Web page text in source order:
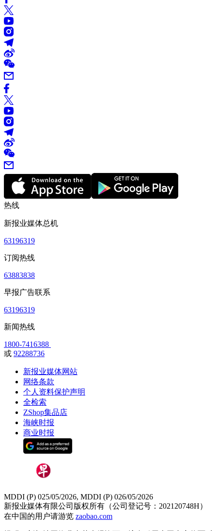
热线
新报业媒体总机
63196319
订阅热线
63883838
早报广告联系
63196319
新闻热线
1800-7416388
或 92288736
新报业媒体网站
网络条款
个人资料保护声明
全检索
ZShop集品店
海峡时报
商业时报
MDDI (P) 025/05/2026, MDDI (P) 026/05/2026
新报业媒体有限公司版权所有（公司登记号：202120748H）
在中国的用户请游览 zaobao.com